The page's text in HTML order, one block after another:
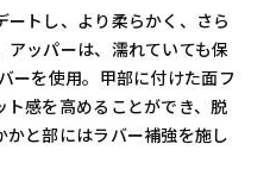
トし、より柔らかく、さら
ッパーは、濡れていても保
ーを使用。甲部に付けた面フ
感を高めることができ、脱
と部にはラバー補強を施し